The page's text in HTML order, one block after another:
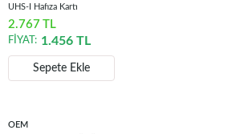
UHS-I Hafıza Kartı
2.767 TL
FİYAT: 1.456 TL
Sepete Ekle
OEM